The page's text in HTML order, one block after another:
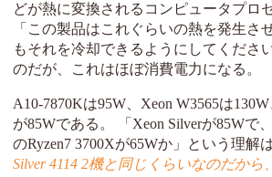
どが熱に変換されるコンピュータプロ
「この製品はこれぐらいの熱を発生さ
もそれを冷却できるようにしてくださ
のだが、これはほぼ消費電力になる。
A10-7870Kは95W、Xeon W3565は130W
が85Wである。 「Xeon Silverが85Wで
のRyzen7 3700Xが65Wか」という理解
Silver 4114 2機と同じくらいなのだから